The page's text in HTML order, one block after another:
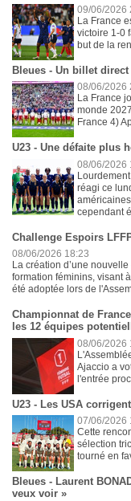
09/06/2026
La France
victoire 1-0
but de la
Bleues - Un billet
08/06/2026
La France
monde
France 4)
U23 - Une défaite plus
08/06/2026
réagi ce
cependant
Challenge Espoirs
08/06/2026 18:23
La création d’une
formation féminins, visant
été adoptée lors de
Championnat de
les 12 équipes
08/06/2026
Ajaccio a
l'entrée
U23 - Les USA
07/06/2026
Cette
sélection
tourné en
Bleues - Laurent
veux voir »